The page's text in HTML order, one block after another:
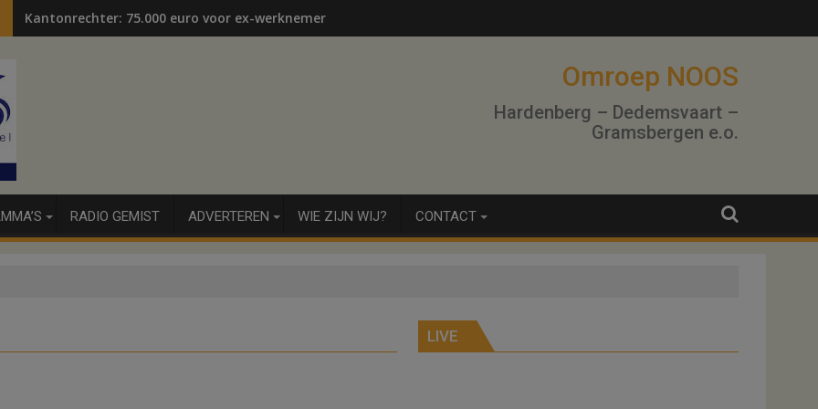
Kantonrechter: 75.000 euro voor ex-werknemers
Omroep NOOS
Hardenberg – Dedemsvaart –
Gramsbergen e.o.
RADIO GEMIST ADVERTEREN WIE ZIJN WIJ? CONTACT
LIVE